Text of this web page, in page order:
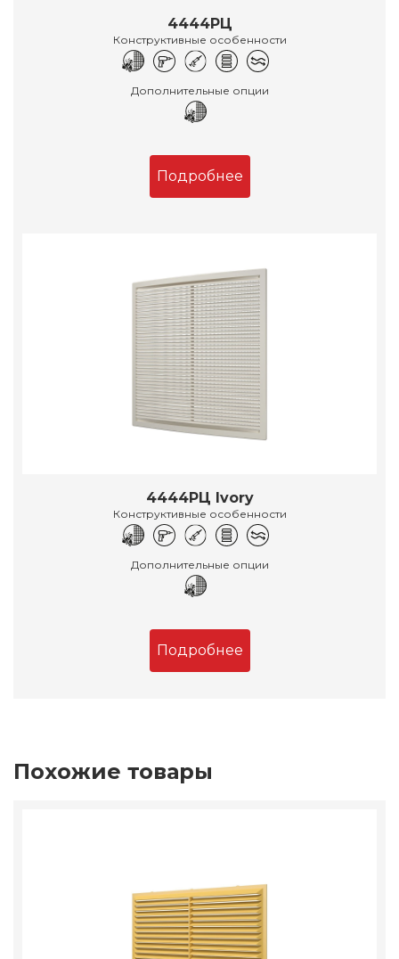
4444РЦ
Конструктивные особенности
Дополнительные опции
Подробнее
4444РЦ Ivory
Конструктивные особенности
Дополнительные опции
Подробнее
Похожие товары